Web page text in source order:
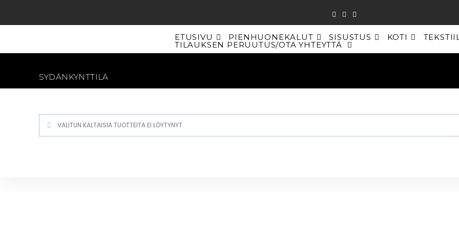
ETUSIVU PIENHUONEKALUT SISUSTUS KOTI
TILAUKSEN PERUUTUS/OTA YHTEYTTÄ TOGGLE
WEBSITE
SYDÄNKYNTTILÄ
VALITUN KALTAISIA TUOTTEITA EI LÖYTYNYT.